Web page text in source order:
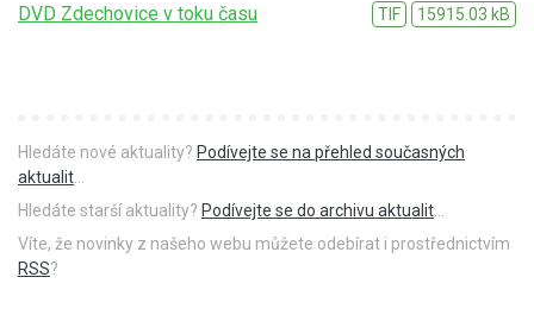
DVD Zdechovice v toku času TIF 15915.03 kB
Hledáte nové aktuality? Podívejte se na přehled současných
aktualit
Hledáte starší aktuality? Podívejte se do archivu aktualit
Víte, že novinky z našeho webu můžete odebírat i prostřednictvím
RSS?